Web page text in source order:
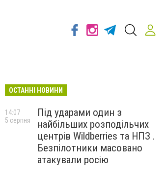
ОСТАННІ НОВИНИ
Під ударами один з
найбільших розподільчих
центрів Wildberries та НПЗ .
Безпілотники масовано
атакували росію
14:07
5 серпня